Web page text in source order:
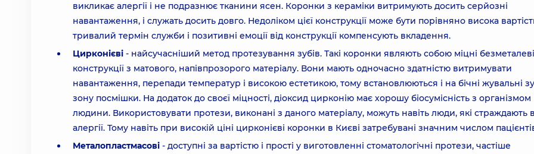
викликає алергії і не подразнює тканини ясен. Коронки з кераміки витримують досить серйозні
навантаження, і служать досить довго. Недоліком цієї конструкції може бути порівняно висока
тривалий термін служби і позитивні емоції від конструкції компенсують вкладення.
Цирконієві - найсучасніший метод протезування зубів. Такі коронки являють собою міцні безметалеві
конструкції з матового, напівпрозорого матеріалу. Вони мають одночасно здатністю витримувати
навантаження, перепади температур і високою естетикою, тому встановлюються і на бічні жувальні
зону посмішки. На додаток до своєї міцності, діоксид цирконію має хорошу біосумісність з організмом
людини. Використовувати протези, виконані з даного матеріалу, можуть навіть люди, які страждають
алергії. Тому навіть при високій ціні цирконієві коронки в Києві затребувані значним числом
Металопластмасові - доступні за вартістю і прості у виготовленні стоматологічні протези, частіше